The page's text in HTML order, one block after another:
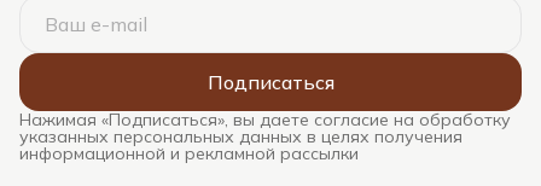
Подписаться
Нажимая «Подписаться», вы даете согласие на обработку
указанных персональных данных в целях получения
информационной и рекламной рассылки